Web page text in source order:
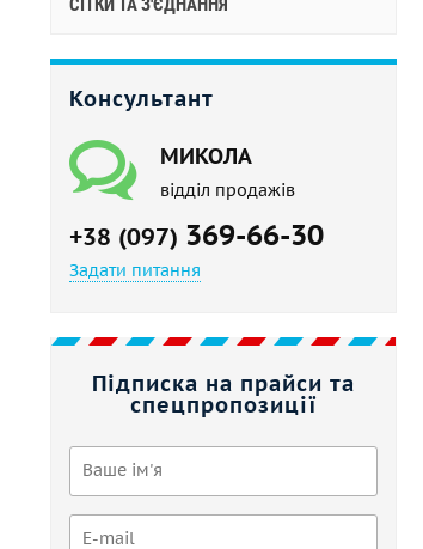
СІТКИ ТА З'ЄДНАННЯ
Консультант
МИКОЛА
відділ продажів
+38 (097) 369-66-30
Задати питання
Підписка на прайси та
спецпропозиції